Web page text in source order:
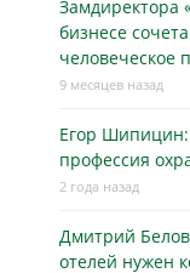
Замдиректора
бизнесe
человеческое
9 месяцев назад
Егор
профессия
2 года назад
Дмитрий
отелей нужен